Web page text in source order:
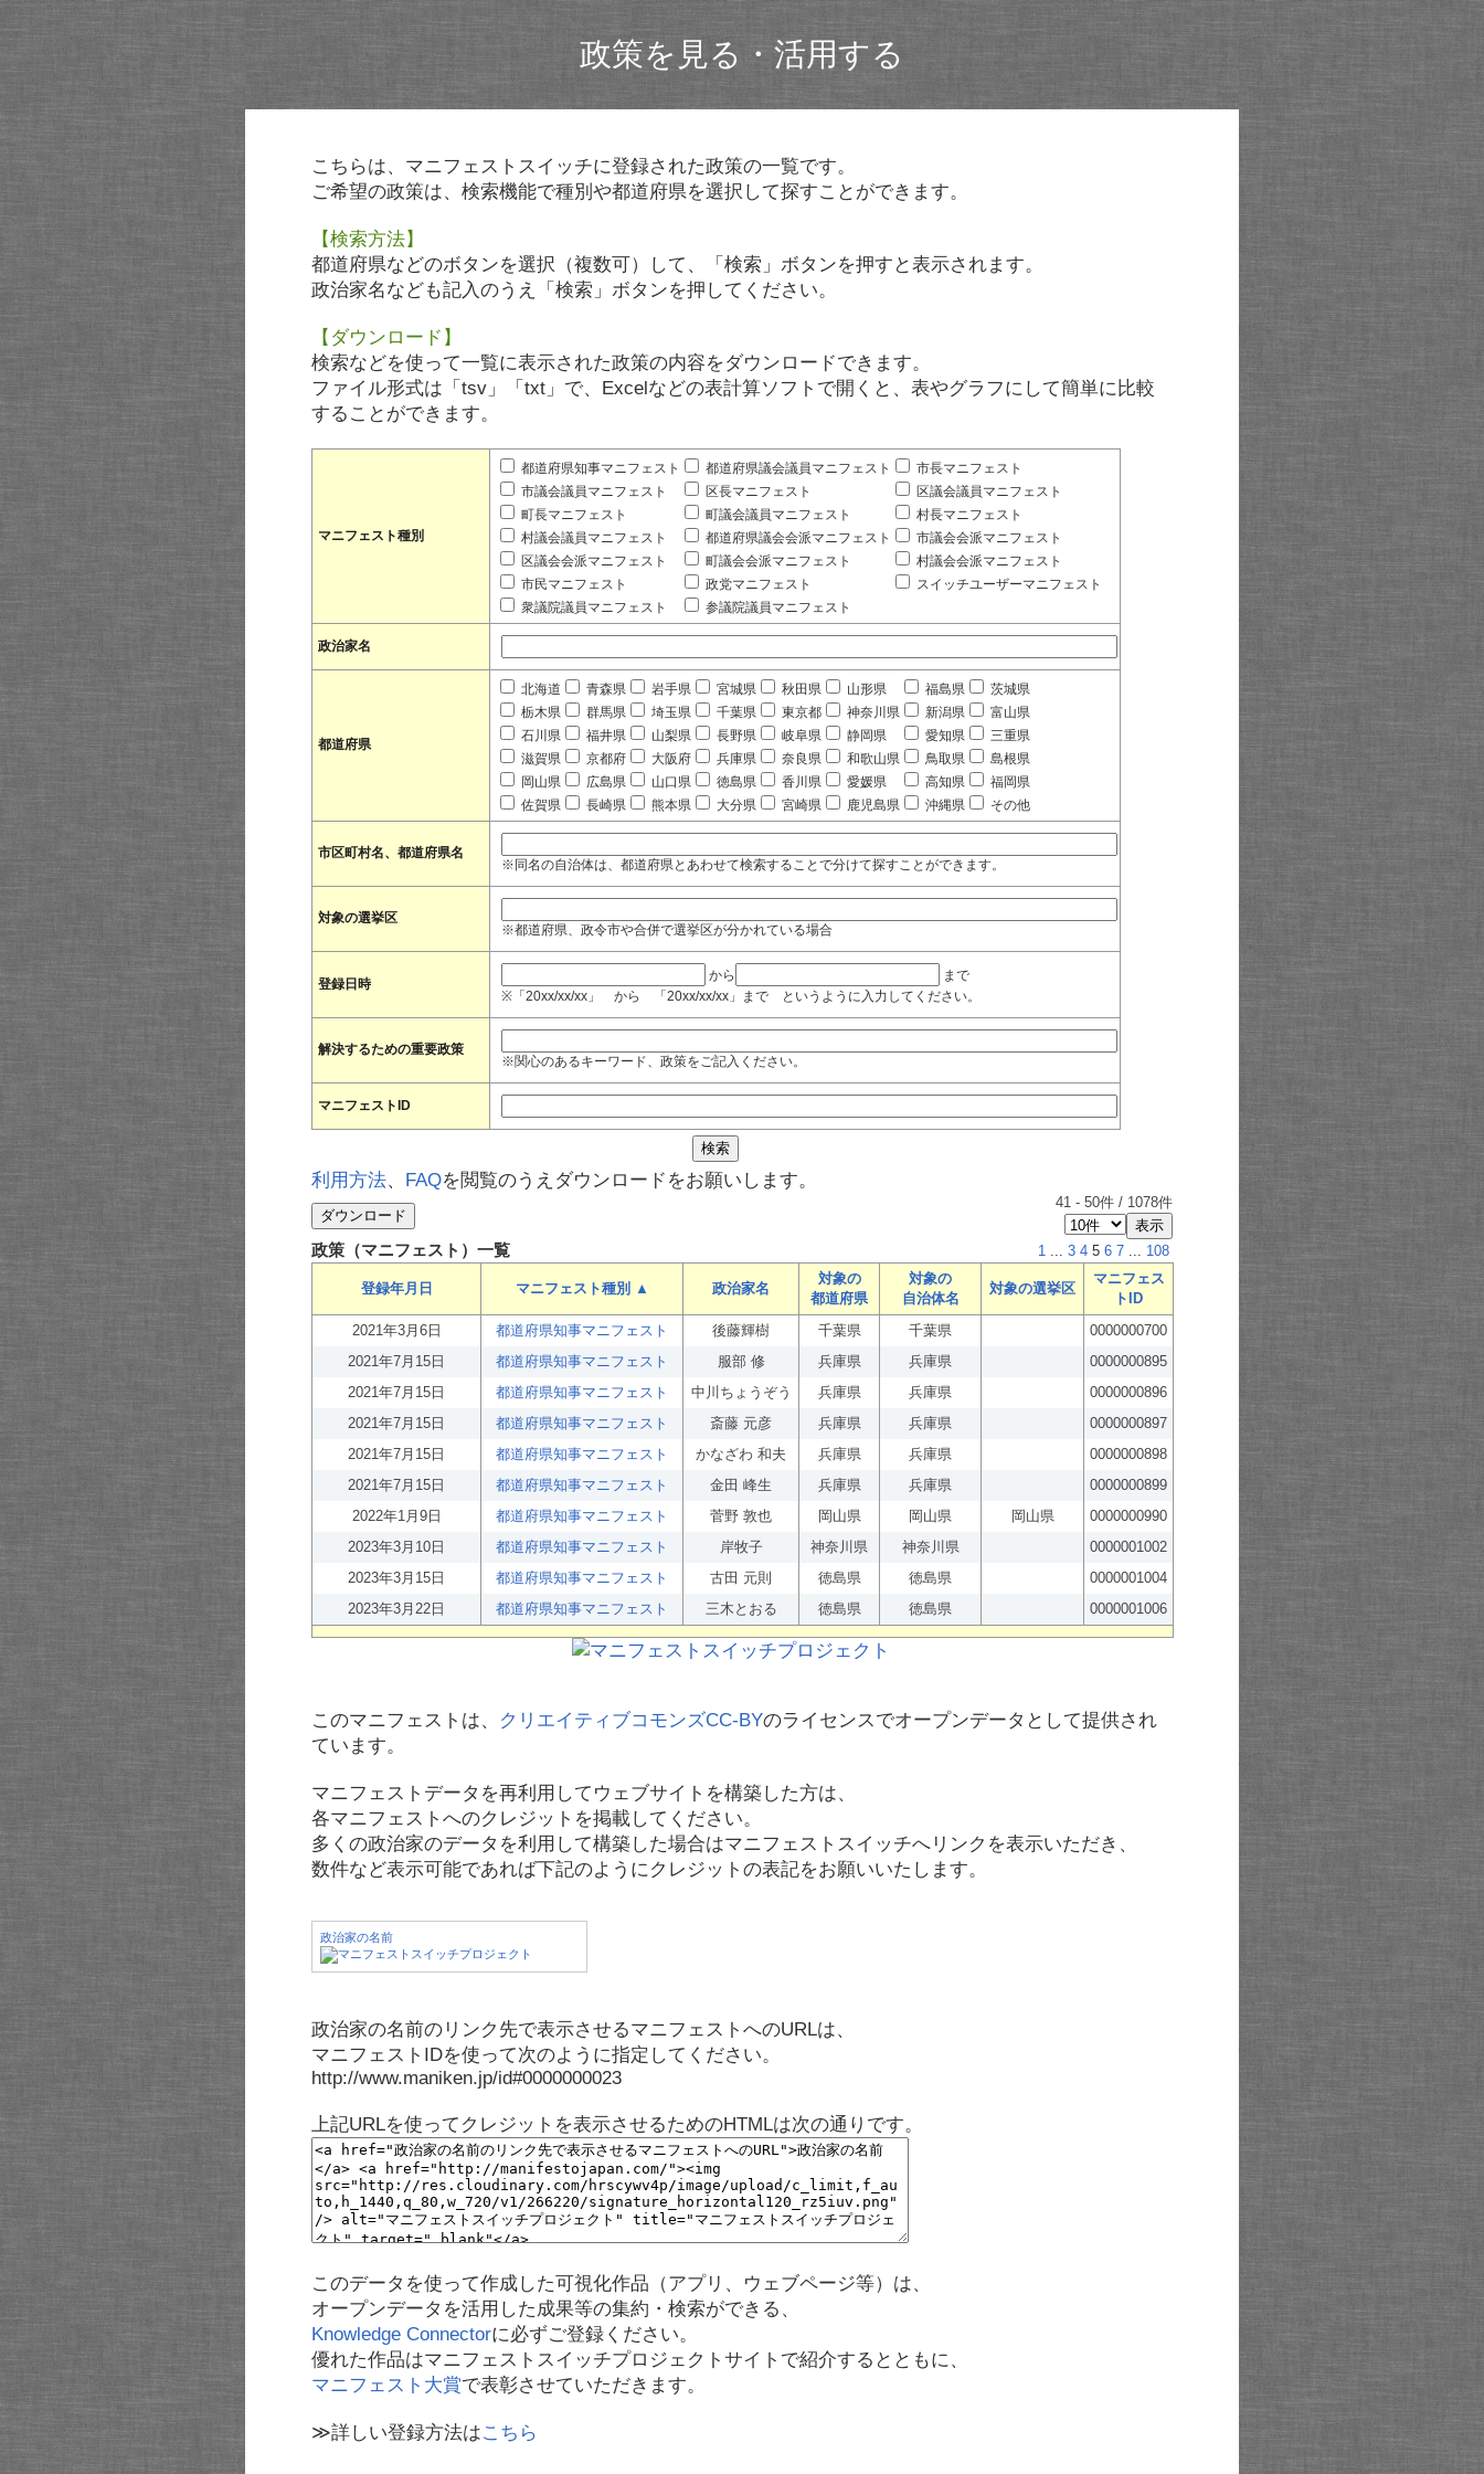
政策を見る・活用する
こちらは、マニフェストスイッチに登録された政策の一覧です。
ご希望の政策は、検索機能で種別や都道府県を選択して探すことができます。
【検索方法】
都道府県などのボタンを選択（複数可）して、「検索」ボタンを押すと表示されます。
政治家名なども記入のうえ「検索」ボタンを押してください。
【ダウンロード】
検索などを使って一覧に表示された政策の内容をダウンロードできます。
ファイル形式は「tsv」「txt」で、Excelなどの表計算ソフトで開くと、表やグラフにして簡単に比較
することができます。
マニフェスト種別
都道府県知事マニフェスト 都道府県議会議員マニフェスト
市長マニフェスト
市議会議員マニフェスト
区長マニフェスト
区議会議員マニフェスト
町長マニフェスト
町議会議員マニフェスト
村長マニフェスト
村議会議員マニフェスト
都道府県議会会派マニフェスト
市議会会派マニフェスト
区議会会派マニフェスト
町議会会派マニフェスト
村議会会派マニフェスト
市民マニフェスト
政党マニフェスト
スイッチユーザーマニフェスト
衆議院議員マニフェスト
参議院議員マニフェスト
政治家名
都道府県
北海道 青森県 岩手県 宮城県 秋田県 山形県 福島県
茨城県
栃木県
群馬県 埼玉県 千葉県 東京都 神奈川県 新潟県
富山県
石川県
福井県 山梨県 長野県 岐阜県 静岡県 愛知県
三重県
滋賀県
京都府 大阪府 兵庫県 奈良県 和歌山県 鳥取県
島根県
岡山県
広島県 山口県 徳島県 香川県 愛媛県 高知県
福岡県
佐賀県
長崎県 熊本県 大分県 宮崎県 鹿児島県 沖縄県 その他
市区町村名、都道府県名
※同名の自治体は、都道府県とあわせて検索することで分けて探すことができます。
対象の選挙区
※都道府県、政令市や合併で選挙区が分かれている場合
登録日時
から
まで
※「20xx/xx/xx」 から 「20xx/xx/xx」まで というように入力してください。
解決するための重要政策
※関心のあるキーワード、政策をご記入ください。
マニフェストID
利用方法、 FAQを閲覧のうえダウンロードをお願いします。
41 - 50件 / 1078件
政策（マニフェスト）一覧 1 ... 3 4 5 6 7 ... 108
登録年月日 マニフェスト種別 ▲ 政治家名
対象の
都道府県
対象の
自治体名
対象の選挙区
マニフェス
トID
2021年3月6日
都道府県知事マニフェスト 後藤輝樹 千葉県 千葉県
0000000700
2021年7月15日
都道府県知事マニフェスト 服部 修 兵庫県 兵庫県
0000000895
2021年7月15日
都道府県知事マニフェスト 中川ちょうぞう 兵庫県 兵庫県
0000000896
2021年7月15日
都道府県知事マニフェスト 斎藤 元彦 兵庫県 兵庫県
0000000897
2021年7月15日
都道府県知事マニフェスト かなざわ 和夫 兵庫県 兵庫県
0000000898
2021年7月15日
都道府県知事マニフェスト 金田 峰生 兵庫県 兵庫県
0000000899
2022年1月9日
都道府県知事マニフェスト 菅野 敦也 岡山県 岡山県 岡山県
0000000990
2023年3月10日
都道府県知事マニフェスト 岸牧子 神奈川県 神奈川県
0000001002
2023年3月15日
都道府県知事マニフェスト 古田 元則 徳島県 徳島県
0000001004
2023年3月22日
都道府県知事マニフェスト 三木とおる 徳島県 徳島県 0000001006
このマニフェストは、 クリエイティブコモンズCC-BYのライセンスでオープンデータとして提供され
ています。
マニフェストデータを再利用してウェブサイトを構築した方は、
各マニフェストへのクレジットを掲載してください。
多くの政治家のデータを利用して構築した場合はマニフェストスイッチへリンクを表示いただき、
数件など表示可能であれば下記のようにクレジットの表記をお願いいたします。
政治家の名前
政治家の名前のリンク先で表示させるマニフェストへのURLは、
マニフェストIDを使って次のように指定してください。
http://www.maniken.jp/id#0000000023
上記URLを使ってクレジットを表示させるためのHTMLは次の通りです。
このデータを使って作成した可視化作品（アプリ、ウェブページ等）は、
オープンデータを活用した成果等の集約・検索ができる、
Knowledge Connectorに必ずご登録ください。
優れた作品はマニフェストスイッチプロジェクトサイトで紹介するとともに、
マニフェスト大賞で表彰させていただきます。
≫詳しい登録方法はこちら